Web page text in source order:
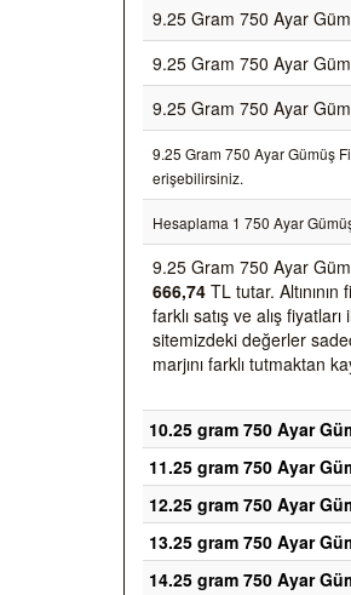
9.25 Gram 750 Ayar
9.25 Gram 750 Ayar
9.25 Gram 750 Ayar
9.25 Gram 750 Ayar Gümüş
erişebilirsiniz.
Hesaplama 1 750 Ayar
9.25 Gram 750 Ayar
666,74 TL tutar.
farklı satış ve alış
sitemizdeki değerler
marjını farklı tutmaktan
10.25 gram 750 Ayar
11.25 gram 750 Ayar
12.25 gram 750 Ayar
13.25 gram 750 Ayar
14.25 gram 750 Ayar